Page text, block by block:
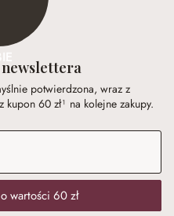
newslettera
potwierdzona, wraz z
60 zł¹ na kolejne zakupy.
wartości 60 zł